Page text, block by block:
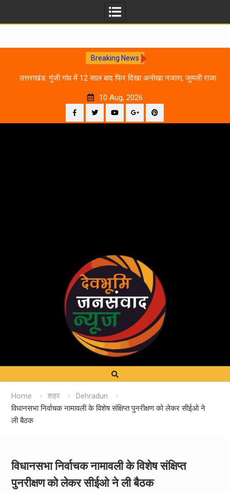
Breaking News
उत्तराखंड: गुंजी गांव में 12 साल बाद फिर दिखा अनोखा नजारा, जुमली राजा
10 Aug, 2026
Home शहर
Dehradun
विधानसभा निर्वाचक नामावली के विशेष संक्षिप्त पुनरीक्षण को लेकर सीईओ ने
ली बैठक
विधानसभा निर्वाचक नामावली के विशेष संक्षिप्त
पुनरीक्षण को लेकर सीईओ ने ली बैठक